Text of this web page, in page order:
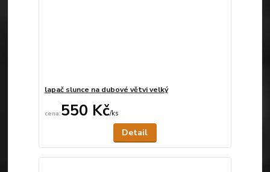
lapač slunce na dubové větvi velký
550 Kč/ks
Detail